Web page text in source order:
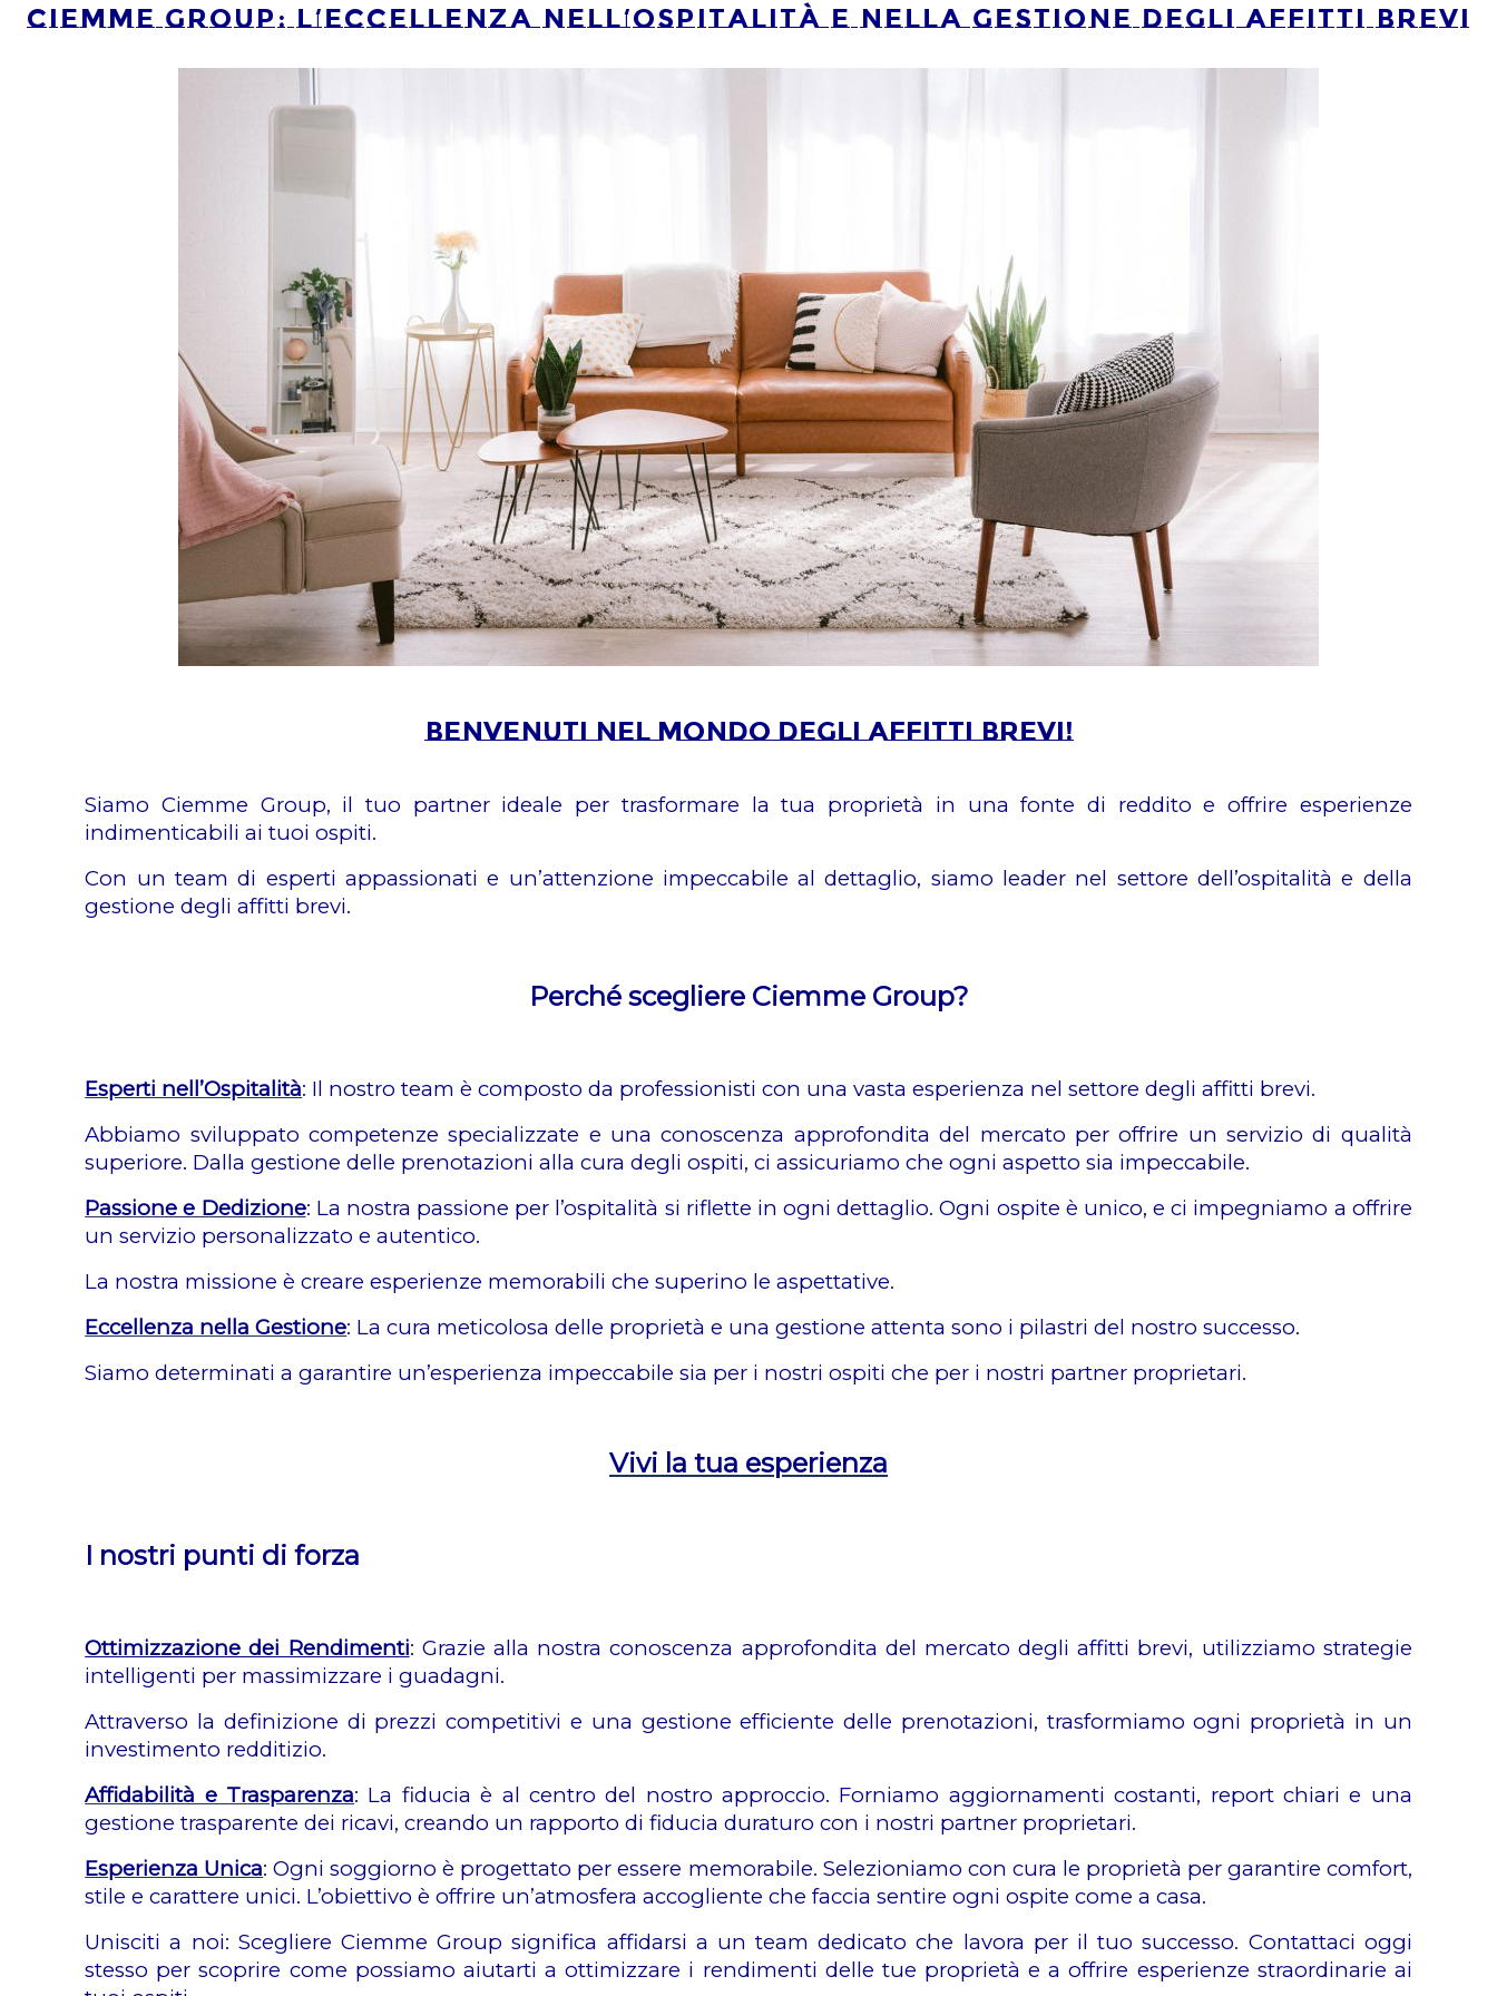
Ciemme Group: l’eccellenza nell’ospitalità e nella gestione degli affitti brevi
Benvenuti nel mondo degli affitti brevi!
Siamo Ciemme Group, il tuo partner ideale per trasformare la tua proprietà in una fonte di reddito e offrire esperienze
indimenticabili ai tuoi ospiti.
Con un team di esperti appassionati e un’attenzione impeccabile al dettaglio, siamo leader nel settore dell’ospitalità e della
gestione degli affitti brevi.
Perché scegliere Ciemme Group?
Esperti nell’Ospitalità: Il nostro team è composto da professionisti con una vasta esperienza nel settore degli affitti brevi.
Abbiamo sviluppato competenze specializzate e una conoscenza approfondita del mercato per offrire un servizio di qualità
superiore. Dalla gestione delle prenotazioni alla cura degli ospiti, ci assicuriamo che ogni aspetto sia impeccabile.
Passione e Dedizione: La nostra passione per l’ospitalità si riflette in ogni dettaglio. Ogni ospite è unico, e ci impegniamo a offrire
un servizio personalizzato e autentico.
La nostra missione è creare esperienze memorabili che superino le aspettative.
Eccellenza nella Gestione: La cura meticolosa delle proprietà e una gestione attenta sono i pilastri del nostro successo.
Siamo determinati a garantire un’esperienza impeccabile sia per i nostri ospiti che per i nostri partner proprietari.
Vivi la tua esperienza
I nostri punti di forza
Ottimizzazione dei Rendimenti: Grazie alla nostra conoscenza approfondita del mercato degli affitti brevi, utilizziamo strategie
intelligenti per massimizzare i guadagni.
Attraverso la definizione di prezzi competitivi e una gestione efficiente delle prenotazioni, trasformiamo ogni proprietà in un
investimento redditizio.
Affidabilità e Trasparenza: La fiducia è al centro del nostro approccio. Forniamo aggiornamenti costanti, report chiari e una
gestione trasparente dei ricavi, creando un rapporto di fiducia duraturo con i nostri partner proprietari.
Esperienza Unica: Ogni soggiorno è progettato per essere memorabile. Selezioniamo con cura le proprietà per garantire comfort,
stile e carattere unici. L’obiettivo è offrire un’atmosfera accogliente che faccia sentire ogni ospite come a casa.
Unisciti a noi: Scegliere Ciemme Group significa affidarsi a un team dedicato che lavora per il tuo successo. Contattaci oggi
stesso per scoprire come possiamo aiutarti a ottimizzare i rendimenti delle tue proprietà e a offrire esperienze straordinarie ai